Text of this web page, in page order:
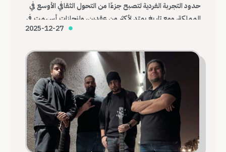
حدود التجربة الفردية لتصبح جزءًا من التحول الثقافي الأوسع في
المملكة، ومع تاريخ يمتد لأكثر من عقدين، وإنجازات أسهمت في
تغيير شكل المشهد، تظل Immortal Pain واحدة من أهم
2025-12-27